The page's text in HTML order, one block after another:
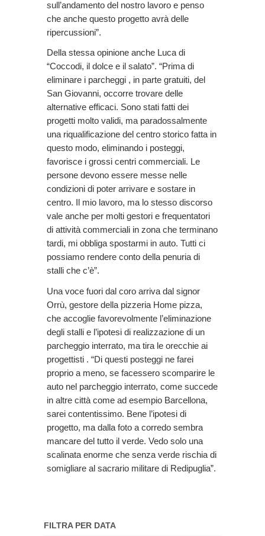
sull’andamento del nostro lavoro e penso
che anche questo progetto avrà delle
ripercussioni”.
Della stessa opinione anche Luca di
“Coccodi, il dolce e il salato”. “Prima di
eliminare i parcheggi , in parte gratuiti, del
San Giovanni, occorre trovare delle
alternative efficaci. Sono stati fatti dei
progetti molto validi, ma paradossalmente
una riqualificazione del centro storico fatta in
questo modo, eliminando i posteggi,
favorisce i grossi centri commerciali. Le
persone devono essere messe nelle
condizioni di poter arrivare e sostare in
centro. Il mio lavoro, ma lo stesso discorso
vale anche per molti gestori e frequentatori
di attività commerciali in zona che terminano
tardi, mi obbliga spostarmi in auto. Tutti ci
possiamo rendere conto della penuria di
stalli che c’è”.
Una voce fuori dal coro arriva dal signor
Orrù, gestore della pizzeria Home pizza,
che accoglie favorevolmente l’eliminazione
degli stalli e l’ipotesi di realizzazione di un
parcheggio interrato, ma tira le orecchie ai
progettisti . “Di questi posteggi ne farei
proprio a meno, se facessero scomparire le
auto nel parcheggio interrato, come succede
in altre città come ad esempio Barcellona,
sarei contentissimo. Bene l’ipotesi di
progetto, ma dalla foto a corredo sembra
mancare del tutto il verde. Vedo solo una
scalinata enorme che senza verde rischia di
somigliare al sacrario militare di Redipuglia”.
FILTRA PER DATA